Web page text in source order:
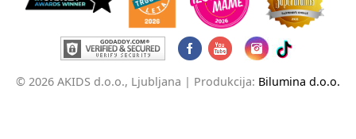
© 2026 AKIDS d.o.o., Ljubljana | Produkcija: Bilumina d.o.o.